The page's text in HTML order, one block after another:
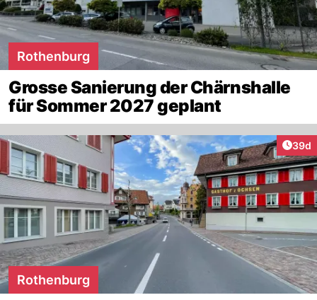
Rothenburg
Grosse Sanierung der Chärnshalle
für Sommer 2027 geplant
39d
Rothenburg